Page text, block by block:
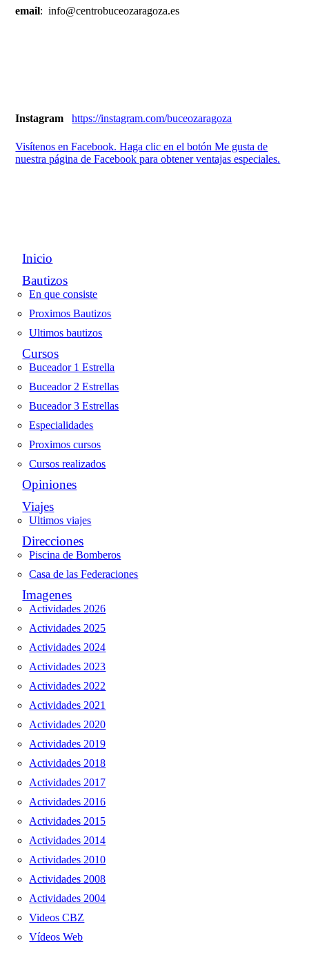
email: info@centrobuceozaragoza.es
Instagram https://instagram.com/buceozaragoza
Visítenos en Facebook. Haga clic en el botón Me gusta de
nuestra página de Facebook para obtener ventajas especiales.
Inicio
Bautizos
En que consiste
Proximos Bautizos
Ultimos bautizos
Cursos
Buceador 1 Estrella
Buceador 2 Estrellas
Buceador 3 Estrellas
Especialidades
Proximos cursos
Cursos realizados
Opiniones
Viajes
Ultimos viajes
Direcciones
Piscina de Bomberos
Casa de las Federaciones
Imagenes
Actividades 2026
Actividades 2025
Actividades 2024
Actividades 2023
Actividades 2022
Actividades 2021
Actividades 2020
Actividades 2019
Actividades 2018
Actividades 2017
Actividades 2016
Actividades 2015
Actividades 2014
Actividades 2010
Actividades 2008
Actividades 2004
Videos CBZ
Vídeos Web